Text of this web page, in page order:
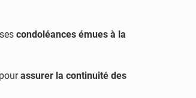
condoléances émues à la
assurer la continuité des